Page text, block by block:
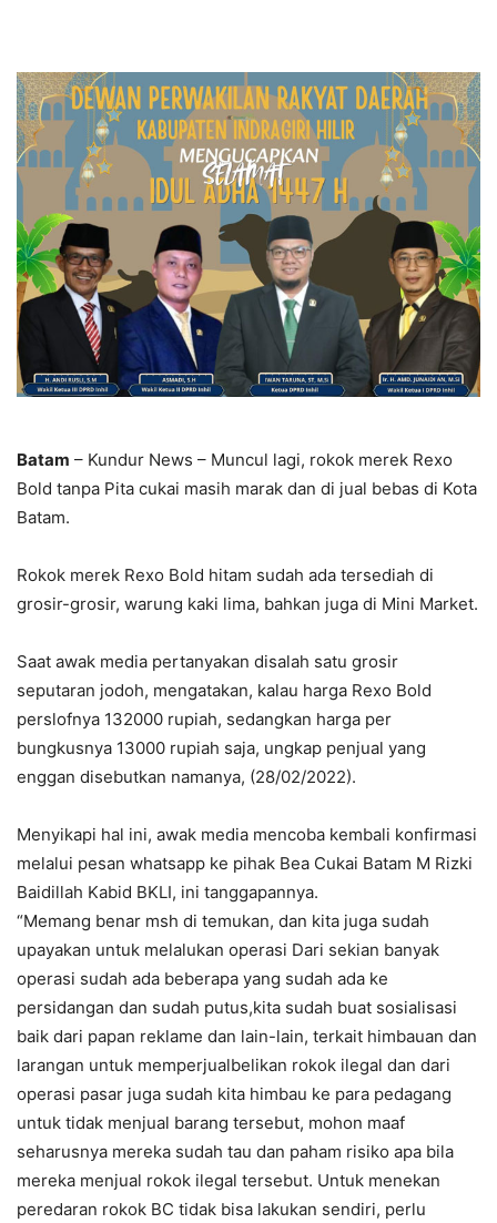
Batam – Kundur News – Muncul lagi, rokok merek Rexo
Bold tanpa Pita cukai masih marak dan di jual bebas di Kota
Batam.
Rokok merek Rexo Bold hitam sudah ada tersediah di
grosir-grosir, warung kaki lima, bahkan juga di Mini Market.
Saat awak media pertanyakan disalah satu grosir
seputaran jodoh, mengatakan, kalau harga Rexo Bold
perslofnya 132000 rupiah, sedangkan harga per
bungkusnya 13000 rupiah saja, ungkap penjual yang
enggan disebutkan namanya, (28/02/2022).
Menyikapi hal ini, awak media mencoba kembali konfirmasi
melalui pesan whatsapp ke pihak Bea Cukai Batam M Rizki
Baidillah Kabid BKLI, ini tanggapannya.
“Memang benar msh di temukan, dan kita juga sudah
upayakan untuk melalukan operasi Dari sekian banyak
operasi sudah ada beberapa yang sudah ada ke
persidangan dan sudah putus,kita sudah buat sosialisasi
baik dari papan reklame dan lain-lain, terkait himbauan dan
larangan untuk memperjualbelikan rokok ilegal dan dari
operasi pasar juga sudah kita himbau ke para pedagang
untuk tidak menjual barang tersebut, mohon maaf
seharusnya mereka sudah tau dan paham risiko apa bila
mereka menjual rokok ilegal tersebut. Untuk menekan
peredaran rokok BC tidak bisa lakukan sendiri, perlu